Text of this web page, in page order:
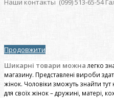
Наши контакты (099) 513-65-54
Продовжити
Шикарні товари можна легко
магазину. Представлені вироби
жінок. Чоловіки зможуть знайти тут
для своїх жінок – дружині, матері,